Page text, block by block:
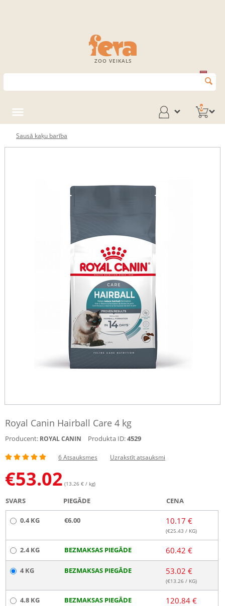
ZOO VEIKALS
0
Sausā kaķu barība
Royal Canin Hairball Care 4 kg
Producent: ROYAL CANIN Produkta ID:4529
6 Atsauksmes Uzrakstīt atsauksmi
€53.02 (13.26 € / kg)
SVARS PIEGĀDE CENA
0.4 KG €6.00 10.17 €
(€25.43 / KG)
2.4 KG BEZMAKSAS PIEGĀDE 60.42 €
4 KG BEZMAKSAS PIEGĀDE 53.02 €
(€13.26 / KG)
4.8 KG BEZMAKSAS PIEGĀDE 120.84 €